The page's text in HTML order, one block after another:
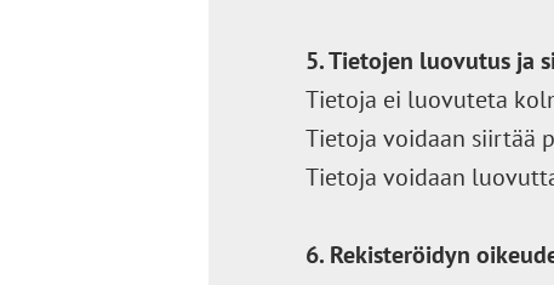
5. Tietojen luovutus ja
Tietoja ei luovuteta
Tietoja voidaan siirtää
Tietoja voidaan
6. Rekisteröidyn